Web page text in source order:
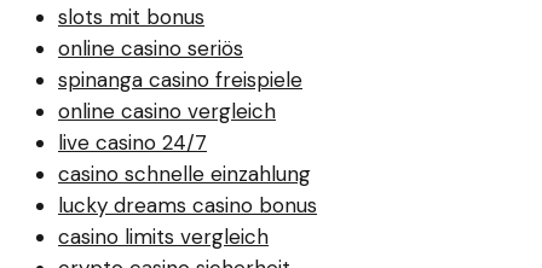
slots mit bonus
online casino seriös
spinanga casino freispiele
online casino vergleich
live casino 24/7
casino schnelle einzahlung
lucky dreams casino bonus
casino limits vergleich